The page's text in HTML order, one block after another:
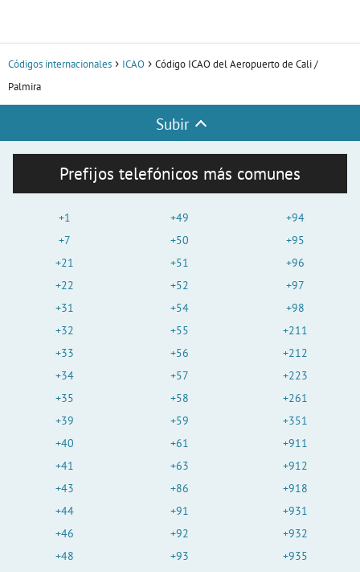
Códigos internacionales ICAO
Código ICAO del Aeropuerto de Cali /
Palmira
Subir
Prefijos telefónicos más comunes
+1
+7
+21
+22
+31
+32
+33
+34
+35
+39
+40
+41
+43
+44
+46
+48
+49
+50
+51
+52
+54
+55
+56
+57
+58
+59
+61
+63
+86
+91
+92
+93
+94
+95
+96
+97
+98
+211
+212
+223
+261
+351
+911
+912
+918
+931
+932
+935